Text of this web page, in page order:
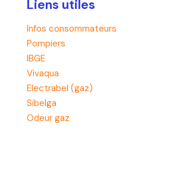
Liens utiles
Infos consommateurs
Pompiers
IBGE
Vivaqua
Electrabel (gaz)
Sibelga
Odeur gaz